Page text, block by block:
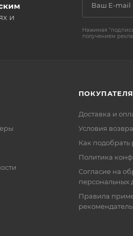
и
Нажимая
получением
Доставка и
Условия
Как подобрать
Политика
Согласие на
персональных
Правила